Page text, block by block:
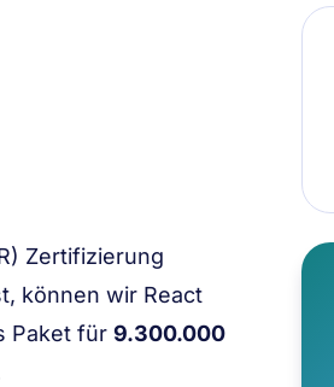
Zertifizierung
können wir React
Paket für 9.300.000